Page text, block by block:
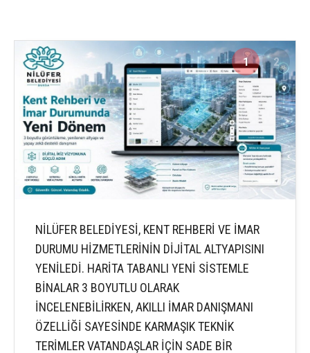
1 2
NİLÜFER BELEDİYESİ, KENT REHBERİ VE İMAR
DURUMU HİZMETLERİNİN DİJİTAL ALTYAPISINI
YENİLEDİ. HARİTA TABANLI YENİ SİSTEMLE
BİNALAR 3 BOYUTLU OLARAK
İNCELENEBİLİRKEN, AKILLI İMAR DANIŞMANI
ÖZELLİĞİ SAYESİNDE KARMAŞIK TEKNİK
TERİMLER VATANDAŞLAR İÇİN SADE BİR